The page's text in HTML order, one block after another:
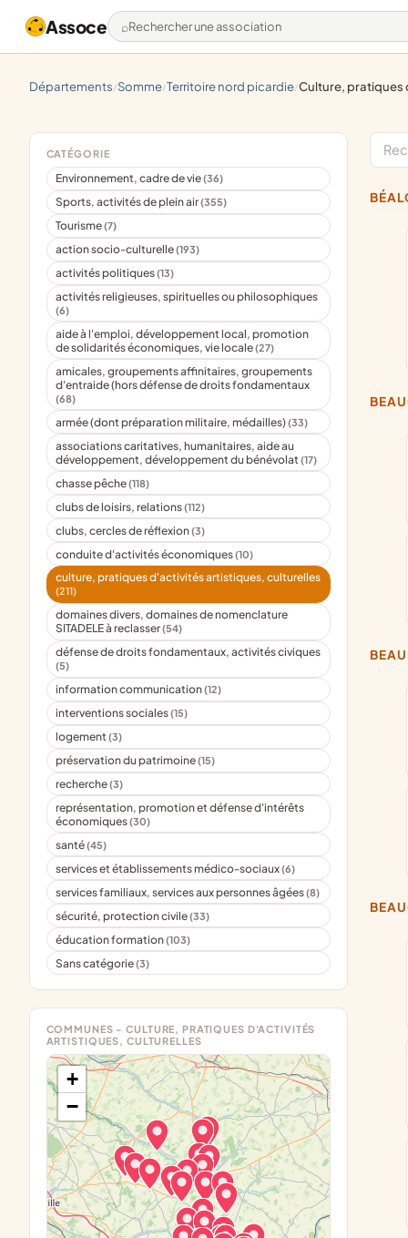
Assoce Rechercher une association
départements/ somme/ territoire nord picardie/ culture, pratiques d'activités
CATÉGORIE
Environnement, cadre de vie(36)
Sports, activités de plein air(355)
Tourisme(7)
action socio-culturelle(193)
activités politiques(13)
activités religieuses, spirituelles ou philosophiques
(6)
aide à l'emploi, développement local, promotion
de solidarités économiques, vie locale(27)
amicales, groupements affinitaires, groupements
d'entraide (hors défense de droits fondamentaux
(68)
armée (dont préparation militaire, médailles)(33)
associations caritatives, humanitaires, aide au
développement, développement du bénévolat(17)
chasse pêche(118)
clubs de loisirs, relations(112)
clubs, cercles de réflexion(3)
conduite d'activités économiques(10)
culture, pratiques d'activités artistiques, culturelles
(211)
domaines divers, domaines de nomenclature
SITADELE à reclasser(54)
défense de droits fondamentaux, activités civiques
(5)
information communication(12)
interventions sociales(15)
logement(3)
préservation du patrimoine(15)
recherche(3)
représentation, promotion et défense d'intérêts
économiques(30)
santé(45)
services et établissements médico-sociaux(6)
services familiaux, services aux personnes âgées(8)
sécurité, protection civile(33)
éducation formation(103)
Sans catégorie(3)
COMMUNES - CULTURE, PRATIQUES D'ACTIVITÉS
ARTISTIQUES, CULTURELLES
+
−